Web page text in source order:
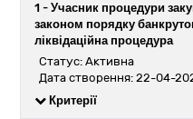
1 - Учасник процедури
законом порядку
ліквідаційна процедура
Статус: Активна
Дата створення: 22-04-
Критерії